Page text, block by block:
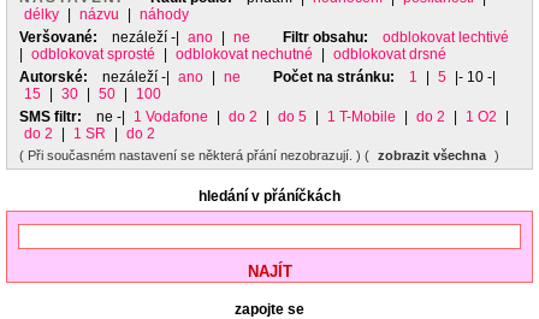
délky
názvu
náhody
Veršované:
nezáleží -| ano ne Filtr obsahu:
odblokovat lechtivé
odblokovat sprosté odblokovat nechutné
odblokovat drsné
Autorské:
nezáleží -| ano ne Počet na stránku: 1 5
|- 10 -|
15
30 50
100
SMS filtr:
ne -| 1 Vodafone do 2 do 5 1 T-Mobile do 2 1 O2
do 2
1 SR do 2
( Při současném nastavení se některá přání nezobrazují. ) ( zobrazit všechna )
hledání v přáníčkách
zapojte se